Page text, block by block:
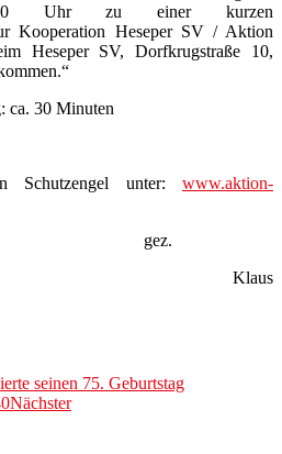
Uhr zu einer kurzen
Kooperation Heseper SV / Aktion
Heseper SV, Dorfkrugstraße 10,
ca. 30 Minuten
Schutzengel unter: www.aktion-
gez.
Klaus
seinen 75. Geburtstag
Nächster